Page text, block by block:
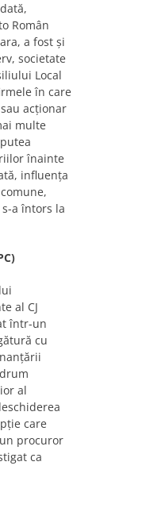
Român
a fost şi
societate
Local
în care
acţionar
multe
înainte
influenţa
a întors la
al CJ
într-un
cu
al
care
procuror
ca